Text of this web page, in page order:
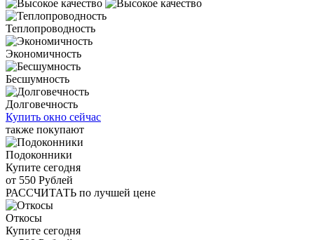
Теплопроводность
Экономичность
Бесшумность
Долговечность
Купить окно сейчас
также покупают
Подоконники
Купите сегодня
от 550 Рублей
РАССЧИТАТЬ по лучшей цене
Откосы
Купите сегодня